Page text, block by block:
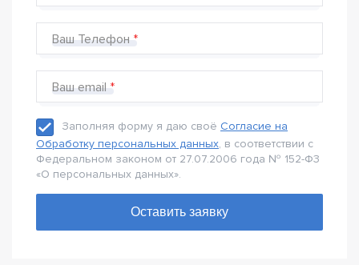
Ваш Телефон
Ваш email
Заполняя форму я даю своё Согласие на
Обработку персональных данных, в соответствии с
Федеральном законом от 27.07.2006 года № 152-Ф3
«О персональных данных».